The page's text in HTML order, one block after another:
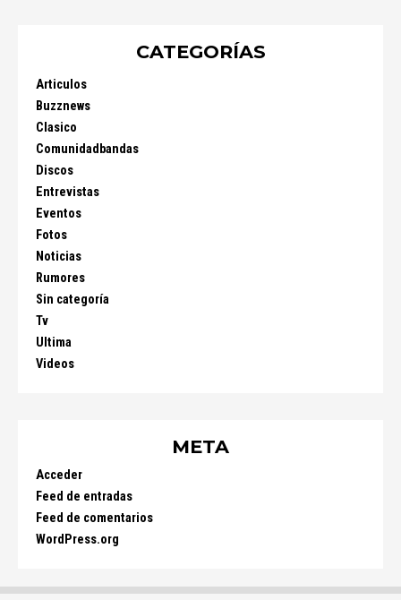
CATEGORÍAS
Articulos
Buzznews
Clasico
Comunidadbandas
Discos
Entrevistas
Eventos
Fotos
Noticias
Rumores
Sin categoría
Tv
Ultima
Videos
META
Acceder
Feed de entradas
Feed de comentarios
WordPress.org